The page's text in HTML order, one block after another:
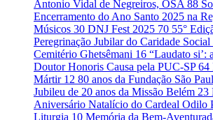
Antonio Vidal de Negreiros, OSA 88
Encerramento do Ano Santo 2025 na
Músicos 30 DNJ Fest 2025 70 55°
Peregrinação Jubilar do Caridade
Cemitério Ghetsêmani 16 “Laudato si’:
Doutor Honoris Causa pela PUC-SP64
Mártir 12 80 anos da Fundação São
Jubileu de 20 anos da Missão Belém 23
Aniversário Natalício do Cardeal Odilo
Liturgia 10 Memória da Bem-